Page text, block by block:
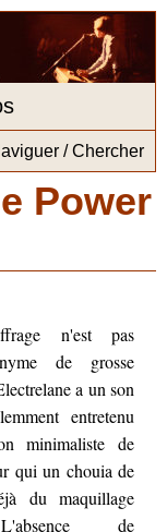
/ Chercher
Power
n'est pas
de grosse
a un son
entretenu
minimaliste de
qui un chouia de
du maquillage
de